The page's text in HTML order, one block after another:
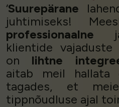
‘Suurepärane
juhtimiseks!
professionaalne
klientide
on lihtne
aitab meil hallata
tagades, et
tippnõudluse ajal